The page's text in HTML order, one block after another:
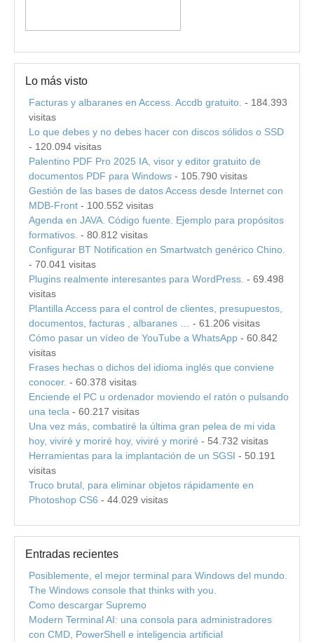
Lo más visto
Facturas y albaranes en Access. Accdb gratuito. - 184.393
visitas
Lo que debes y no debes hacer con discos sólidos o SSD
- 120.094 visitas
Palentino PDF Pro 2025 IA, visor y editor gratuito de
documentos PDF para Windows - 105.790 visitas
Gestión de las bases de datos Access desde Internet con
MDB-Front - 100.552 visitas
Agenda en JAVA. Código fuente. Ejemplo para propósitos
formativos. - 80.812 visitas
Configurar BT Notification en Smartwatch genérico Chino.
- 70.041 visitas
Plugins realmente interesantes para WordPress. - 69.498
visitas
Plantilla Access para el control de clientes, presupuestos,
documentos, facturas , albaranes …
- 61.206 visitas
Cómo pasar un vídeo de YouTube a WhatsApp - 60.842
visitas
Frases hechas o dichos del idioma inglés que conviene
conocer. - 60.378 visitas
Enciende el PC u ordenador moviendo el ratón o pulsando
una tecla - 60.217 visitas
Una vez más, combatiré la última gran pelea de mi vida
hoy, viviré y moriré hoy, viviré y moriré - 54.732 visitas
Herramientas para la implantación de un SGSI - 50.191
visitas
Truco brutal, para eliminar objetos rápidamente en
Photoshop CS6 - 44.029 visitas
Entradas recientes
Posiblemente, el mejor terminal para Windows del mundo.
The Windows console that thinks with you.
Como descargar Supremo
Modern Terminal AI: una consola para administradores
con CMD, PowerShell e inteligencia artificial